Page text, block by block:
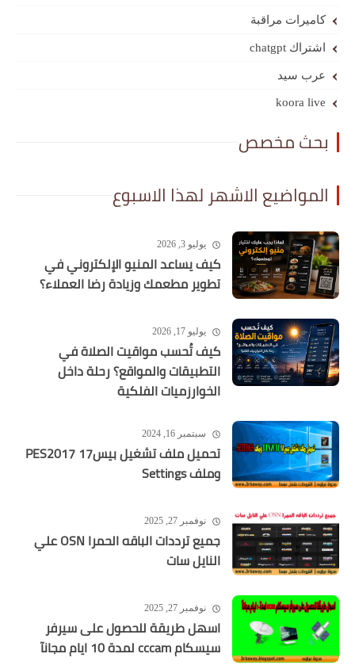
كاميرات مراقبة
اشتراك chatgpt
عرب سيد
koora live
بحث مخصص
المواضيع الاشهر لهذا الاسبوع
يوليو 3, 2026
كيف يساعد المنيو الإلكتروني في
تطوير مطعمك وزيادة رضا العملاء؟
يوليو 17, 2026
كيف تُحسب مواقيت الصلاة في
التطبيقات والمواقع؟ رحلة داخل
الخوارزميات الفلكية
سبتمبر 16, 2024
تحميل ملف تشغيل بيس17 PES2017
وملف Settings
نوفمبر 27, 2025
جميع ترددات الباقه الحمرا OSN علي
النايل سات
نوفمبر 27, 2025
اسهل طريقة للحصول على سيرفر
سيسكام cccam لمدة 10 ايام مجانآ